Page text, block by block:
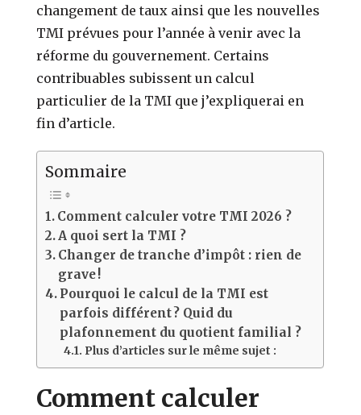
changement de taux ainsi que les nouvelles
TMI prévues pour l’année à venir avec la
réforme du gouvernement. Certains
contribuables subissent un calcul
particulier de la TMI que j’expliquerai en
fin d’article.
Sommaire
Comment calculer votre TMI 2026 ?
A quoi sert la TMI ?
Changer de tranche d’impôt : rien de
grave !
Pourquoi le calcul de la TMI est
parfois différent ? Quid du
plafonnement du quotient familial ?
Plus d’articles sur le même sujet :
Comment calculer